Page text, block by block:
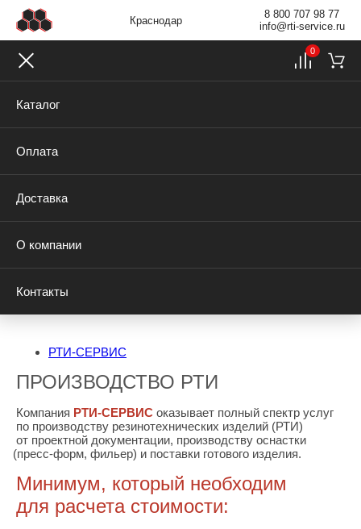
Краснодар
8 800 707 98 77
info@rti-service.ru
Каталог
Оплата
Доставка
О компании
Контакты
0
РТИ-СЕРВИС
ПРОИЗВОДСТВО РТИ
Компания РТИ-СЕРВИС оказывает полный спектр услуг
по производству резинотехнических изделий (РТИ)
от проектной документации, производству оснастки
(пресс-форм, фильер) и поставки готового изделия.
Минимум, который необходим
для расчета стоимости: